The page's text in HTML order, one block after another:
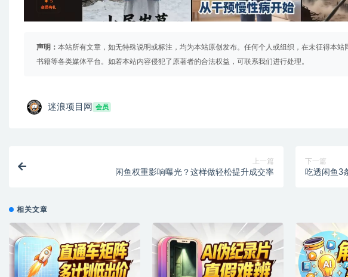
声明： 本站所有文章，如无特殊说明或标注，均为本站原创发布。任何个人或组织，在未征得本站
书籍等各类媒体平台。如若本站内容侵犯了原著者的合法权益，可联系我们进行处理。
迷浪项目网 会员
上一篇
闲鱼权重影响曝光？这样做轻松提升成交率
下一篇
吃透闲鱼3
相关文章